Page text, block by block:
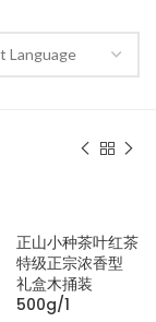
正山小种茶叶红茶
特级正宗浓香型
礼盒木捅装
500g/1